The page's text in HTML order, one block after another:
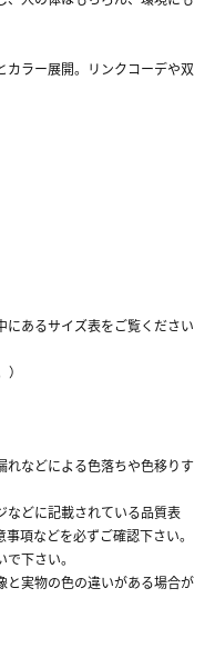
カラー展開。リンクコーデや双
あるサイズ表をご覧ください
などによる色落ちや色移りす
どに記載されている品質表
項などを必ずご確認下さい。
下さい。
実物の色の違いがある場合が